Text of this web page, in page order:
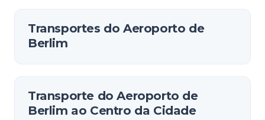
Transportes do Aeroporto de
Berlim
Transporte do Aeroporto de
Berlim ao Centro da Cidade